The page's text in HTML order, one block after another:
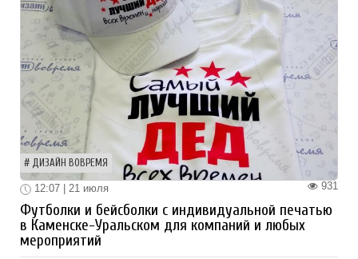
ДИЗАЙН ВОВРЕМЯ
931
12:07 | 21 июля
Футболки и бейсболки с индивидуальной печатью
в Каменске-Уральском для компаний и любых
мероприятий